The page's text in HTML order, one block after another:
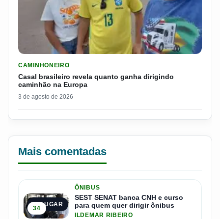
CAMINHONEIRO
Casal brasileiro revela quanto ganha dirigindo
caminhão na Europa
3 de agosto de 2026
Mais comentadas
1º LUGAR
34
ÔNIBUS
SEST SENAT banca CNH e curso
para quem quer dirigir ônibus
ILDEMAR RIBEIRO